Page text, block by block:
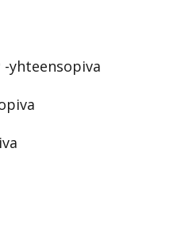
-yhteensopiva